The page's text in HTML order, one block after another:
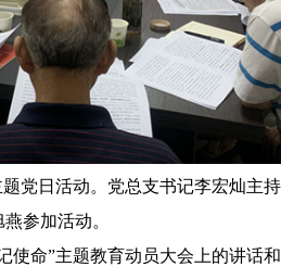
党日活动。党总支书记李宏灿主
参加活动。
命”主题教育动员大会上的讲话